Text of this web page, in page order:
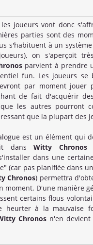
joueurs vont donc
parties sont des
s'habituent à un
on s'aperçoit
parvient à prendre
fun. Les joueurs
par moment
de fait d'acquérir
les autres pourront
que la plupart des
est un élément qui
dansWitty Chronos
dans une
(car pas planifiée dans
Chronos) permettra
D'une manière
certains flous
heurter à la mauvaise
Chronos n'en